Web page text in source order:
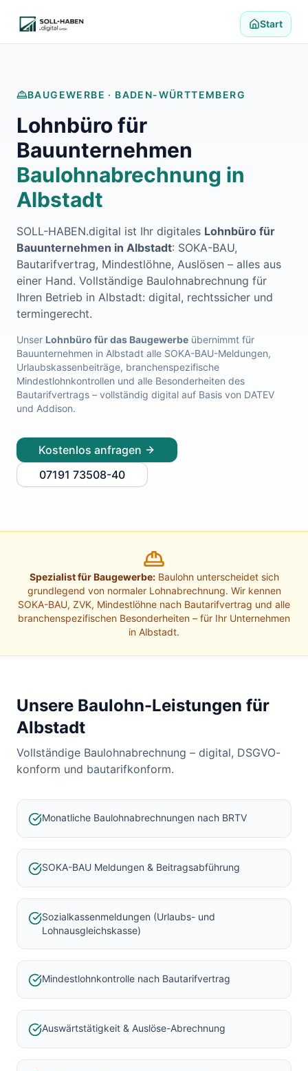
Start
BAUGEWERBE · BADEN-WÜRTTEMBERG
Lohnbüro für
Bauunternehmen
Baulohnabrechnung in
Albstadt
SOLL-HABEN.digital ist Ihr digitales Lohnbüro für
Bauunternehmen in Albstadt: SOKA-BAU,
Bautarifvertrag, Mindestlöhne, Auslösen – alles aus
einer Hand. Vollständige Baulohnabrechnung für
Ihren Betrieb in Albstadt: digital, rechtssicher und
termingerecht.
Unser Lohnbüro für das Baugewerbe übernimmt für
Bauunternehmen in Albstadt alle SOKA-BAU-Meldungen,
Urlaubskassenbeiträge, branchenspezifische
Mindestlohnkontrollen und alle Besonderheiten des
Bautarifvertrags – vollständig digital auf Basis von DATEV
und Addison.
Kostenlos anfragen
07191 73508-40
Spezialist für Baugewerbe:Baulohn unterscheidet sich
grundlegend von normaler Lohnabrechnung. Wir kennen
SOKA-BAU, ZVK, Mindestlöhne nach Bautarifvertrag und alle
branchenspezifischen Besonderheiten – für Ihr Unternehmen
in Albstadt.
Unsere Baulohn-Leistungen für
Albstadt
Vollständige Baulohnabrechnung – digital, DSGVO-
konform und bautarifkonform.
Monatliche Baulohnabrechnungen nach BRTV
SOKA-BAU Meldungen & Beitragsabführung
Sozialkassenmeldungen (Urlaubs- und
Lohnausgleichskasse)
Mindestlohnkontrolle nach Bautarifvertrag
Auswärtstätigkeit & Auslöse-Abrechnung
Finanzbuchhaltung auslagern
E-Rechnung und Peppol
Branchenlösungen
Helpdesk und Tools
Alle Standorte
Über uns
Kontakt
Häufige Fragen FAQ
Blog
Lohnabrechnung Waiblingen
Lohnabrechnung Schorndorf
Lohnabrechnung Stuttgart
Lohnabrechnung Heilbronn
Lohnabrechnung Karlsruhe
Lohnabrechnung Freiburg
Lohnabrechnung Mannheim
Lohnabrechnung Heidelberg
Lohnabrechnung Ulm
Lohnabrechnung Reutlingen
Lohnabrechnung Tübingen
Lohnabrechnung Konstanz
Lohnabrechnung Ludwigsburg
Lohnabrechnung Esslingen am Neckar
Finanzbuchhaltung Backnang
Finanzbuchhaltung Mannheim
Finanzbuchhaltung Heidelberg
Finanzbuchhaltung Ulm
Baulohnabrechnung Backnang
Baulohnabrechnung Stuttgart
Baulohnabrechnung Heilbronn